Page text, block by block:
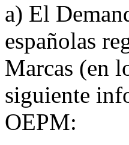
a) El
españolas
Marcas (en
siguiente
OEPM: